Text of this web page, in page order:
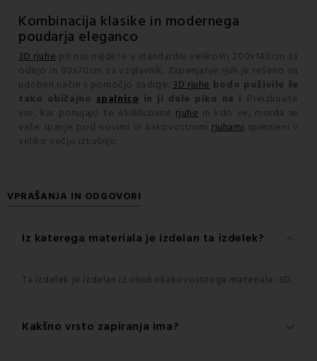
Kombinacija klasike in modernega
poudarja eleganco
3D rjuhe pri nas najdete v standardni velikosti 200x140cm za
odejo in 90x70cm za vzglavnik. Zapenjanje rjuh je rešeno na
udoben način s pomočjo zadrge. 3D rjuhe bodo poživile še
tako običajno spalnico in ji dale piko na i. Preizkusite
vse, kar ponujajo te ekskluzivne rjuhe in kdo ve, morda se
vaše spanje pod novimi in kakovostnimi rjuhami spremeni v
veliko večjo izkušnjo.
VPRAŠANJA IN ODGOVORI
Iz katerega materiala je izdelan ta izdelek? keyboard_arrow_down
Ta izdelek je izdelan iz visokokakovostnega materiala: 3D.
Kakšno vrsto zapiranja ima?